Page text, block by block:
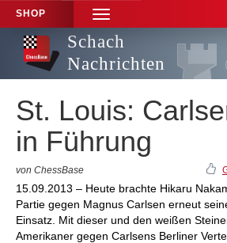
SHOP
TOGGLE
NAVIGATION
Schach
Nachrichten
St. Louis:
in Führung
von ChessBase
15.09.2013 – Heute brachte Hikaru
Partie gegen Magnus Carlsen erneut
Einsatz. Mit dieser und den weißen
Amerikaner gegen Carlsens Berliner